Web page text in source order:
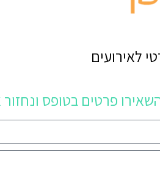
לאירועים
פרטים בטופס